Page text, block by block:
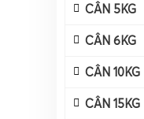
CÂN 5KG
CÂN 6KG
CÂN 10KG
CÂN 15KG